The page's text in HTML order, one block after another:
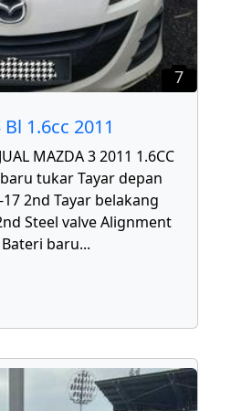
7
1.6cc 2011
MAZDA 3 2011 1.6CC
tukar Tayar depan
2nd Tayar belakang
Steel valve Alignment
baru...